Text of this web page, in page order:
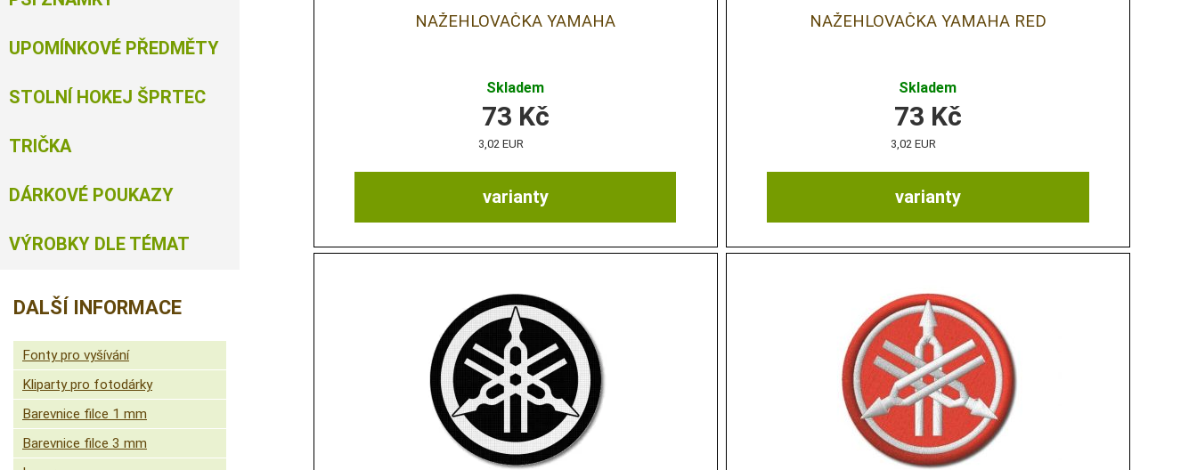
NAŽEHLOVAČKA YAMAHA
Skladem
varianty
73 Kč
3,02 EUR
NAŽEHLOVAČKA YAMAHA RED
Skladem
varianty
73 Kč
3,02 EUR
UPOMÍNKOVÉ PŘEDMĚTY
STOLNÍ HOKEJ ŠPRTEC
TRIČKA
DÁRKOVÉ POUKAZY
VÝROBKY DLE TÉMAT
DALŠÍ INFORMACE
Fonty pro vyšívání
Kliparty pro fotodárky
Barevnice filce 1 mm
Barevnice filce 3 mm